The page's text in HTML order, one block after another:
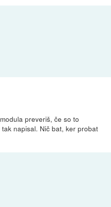
preveriš, če so to
napisal. Nič bat, ker probat